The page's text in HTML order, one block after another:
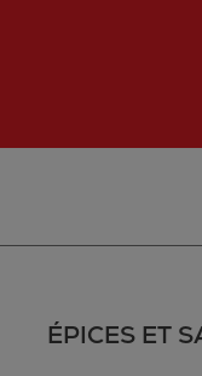
ÉPICES ET